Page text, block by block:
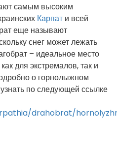
самым высоким
Карпат и всей
еще называют
снег может лежать
– идеальное место
для экстремалов, так и
о горнолыжном
по следующей ссылке
drahobrat/